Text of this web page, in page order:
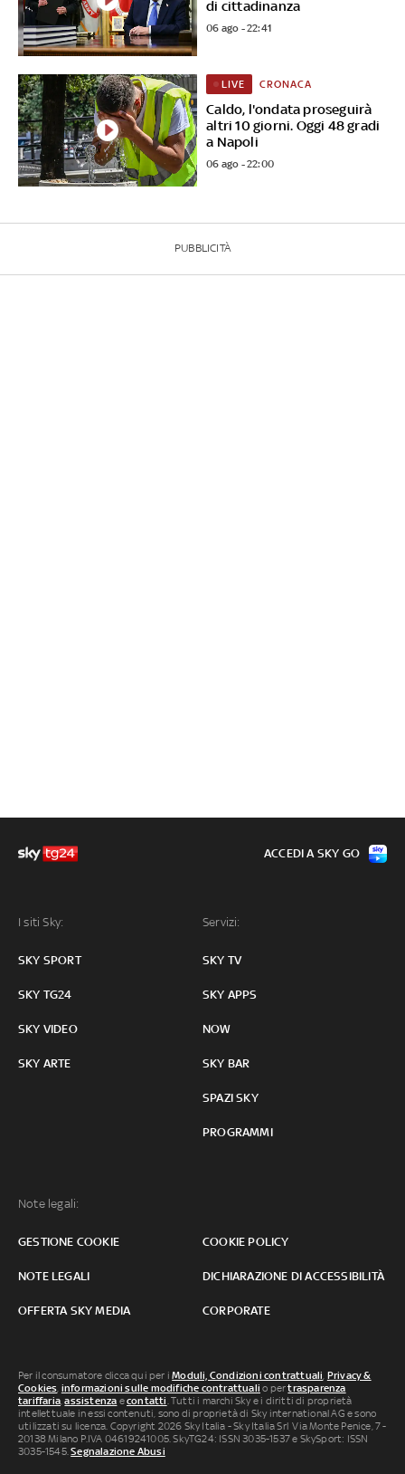
di cittadinanza
06 ago - 22:41
Caldo, l'ondata proseguirà
altri 10 giorni. Oggi 48 gradi
a Napoli
LIVE CRONACA
06 ago - 22:00
PUBBLICITÀ
I siti Sky:
SKY SPORT
SKY TG24
SKY VIDEO
SKY ARTE
Servizi:
SKY TV
SKY APPS
NOW
SKY BAR
SPAZI SKY
PROGRAMMI
Note legali:
GESTIONE COOKIE COOKIE POLICY
NOTE LEGALI DICHIARAZIONE DI ACCESSIBILITÀ
OFFERTA SKY MEDIA CORPORATE
ACCEDI A SKY GO
Per il consumatore clicca qui per iModuli, Condizioni contrattuali Privacy &
Cookies informazioni sulle modifiche contrattuali o pertrasparenza
tariffaria ,assistenza econtatti . Tutti i marchi Sky e i diritti di proprietà
intellettuale in essi contenuti, sono di proprietà di Sky international AG e sono
utilizzati su licenza. Copyright 2026 Sky Italia - Sky Italia Srl Via Monte Penice, 7 -
20138 Milano P.IVA 04619241005. SkyTG24: ISSN 3035-1537 e SkySport: ISSN
3035-1545.Segnalazione Abusi